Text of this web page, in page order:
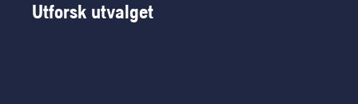
Utforsk utvalget